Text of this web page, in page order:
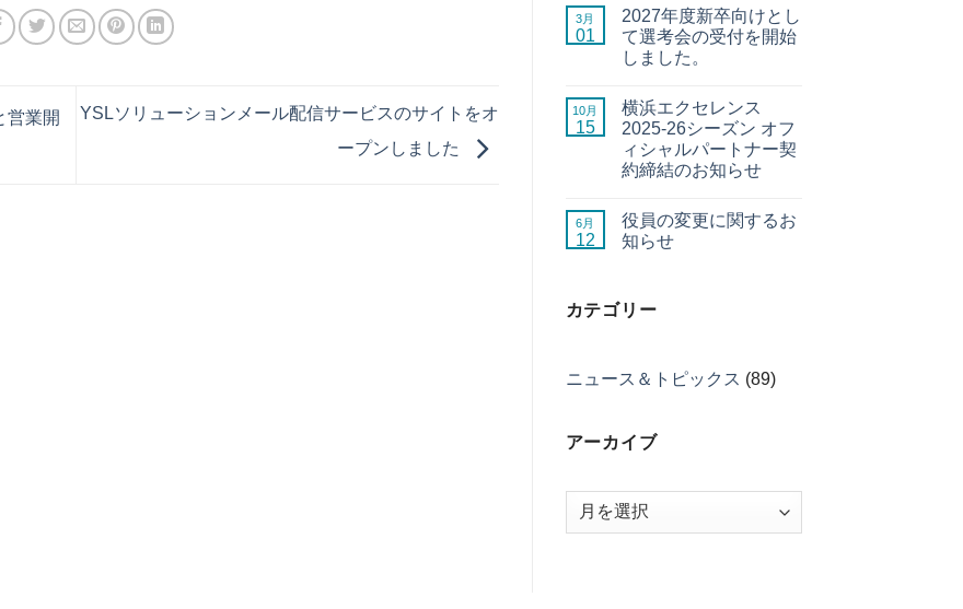
営業開
YSLソリューションメール配信サービスのサイトをオ
ープンしました
01
3月
2027年度新卒向けとし
て選考会の受付を開始
しました。
15
10月
横浜エクセレンス
2025-26シーズン オフ
ィシャルパートナー契
約締結のお知らせ
12
6月
役員の変更に関するお
知らせ
カテゴリー
ニュース＆トピックス (89)
アーカイブ
ー